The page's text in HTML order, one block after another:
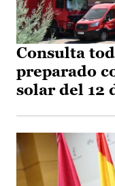
Consulta
preparado
solar del 12